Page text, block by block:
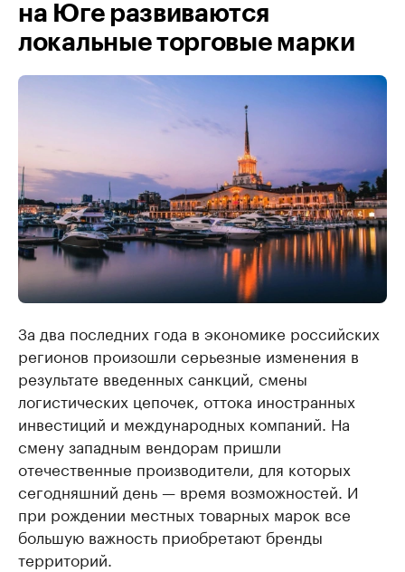
на Юге развиваются
локальные торговые марки
За два последних года в экономике российских
регионов произошли серьезные изменения в
результате введенных санкций, смены
логистических цепочек, оттока иностранных
инвестиций и международных компаний. На
смену западным вендорам пришли
отечественные производители, для которых
сегодняшний день — время возможностей. И
при рождении местных товарных марок все
большую важность приобретают бренды
территорий.